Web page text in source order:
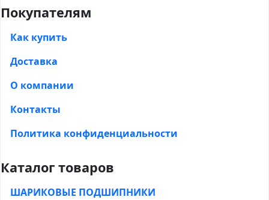
Покупателям
Как купить
Доставка
О компании
Контакты
Политика конфиденциальности
Каталог товаров
ШАРИКОВЫЕ ПОДШИПНИКИ